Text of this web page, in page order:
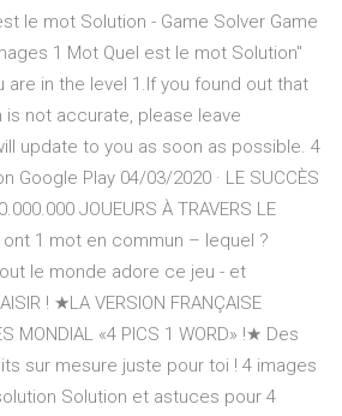
le mot Solution - Game Solver Game
1 Mot Quel est le mot Solution"
are in the level 1.If you found out that
not accurate, please leave
update to you as soon as possible. 4
Google Play 04/03/2020 · LE SUCCÈS
JOUEURS À TRAVERS LE
ont 1 mot en commun – lequel ?
le monde adore ce jeu - et
! ★LA VERSION FRANÇAISE
MONDIAL «4 PICS 1 WORD» !★ Des
sur mesure juste pour toi ! 4 images
Solution et astuces pour 4